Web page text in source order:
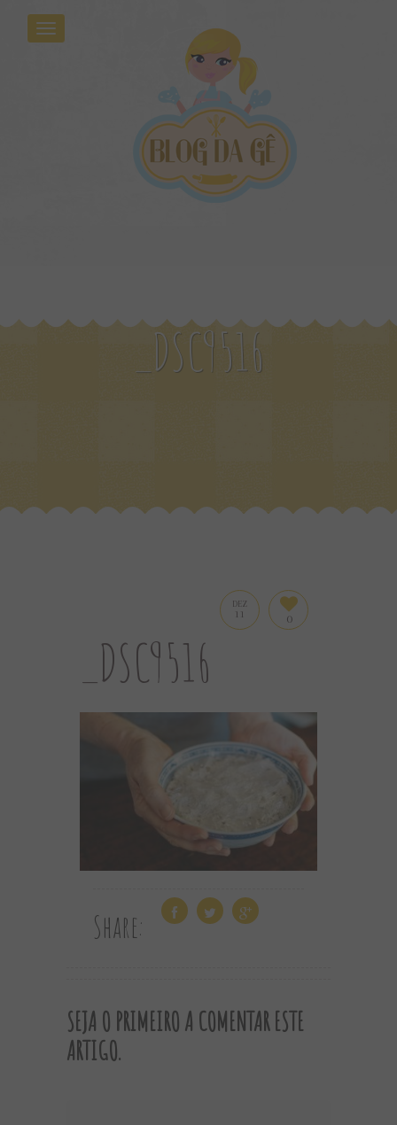
_DSC9516
DEZ
11 0
_DSC9516
Share:
SEJA O PRIMEIRO A COMENTAR ESTE
ARTIGO.